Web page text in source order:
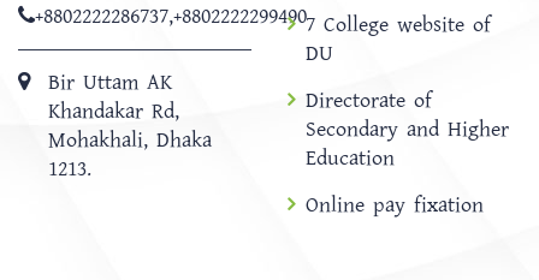
+8802222286737,+8802222299490
Bir Uttam AK
Khandakar Rd,
Mohakhali, Dhaka
1213.
7 College website of
DU
Directorate of
Secondary and Higher
Education
Online pay fixation